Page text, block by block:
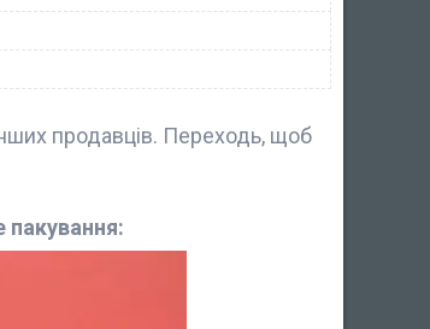
продавців. Переходь, щоб
пакування: